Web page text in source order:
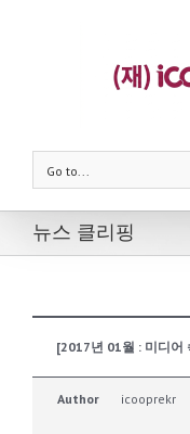
Go to...
뉴스 클리핑
[2017년 01월 : 미디어
Author icooprekr